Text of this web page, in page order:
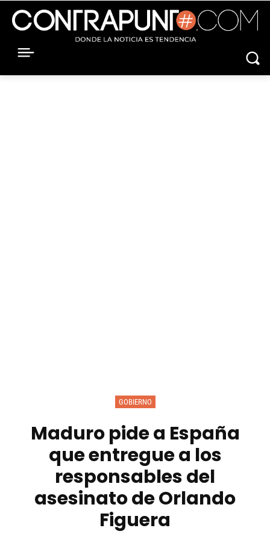
GOBIERNO
Maduro pide a España
que entregue a los
responsables del
asesinato de Orlando
Figuera